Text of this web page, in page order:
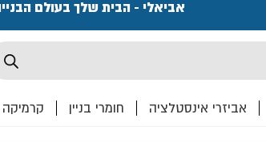
אביאלי - הבית שלך בעולם
אביזרי אינסטלציה חומרי בניין קרמיקה